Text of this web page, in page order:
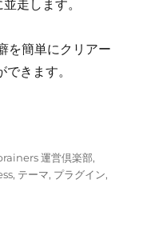
走します。
を簡単にクリアー
きます。
運営倶楽部,
, テーマ, プラグイン,